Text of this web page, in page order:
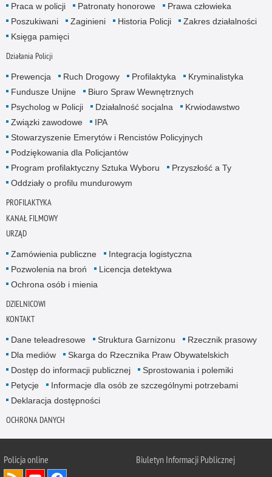
Praca w policji
Patronaty honorowe
Prawa człowieka
Poszukiwani
Zaginieni Historia Policji
Zakres działalności
Księga pamięci
Działania Policji
Prewencja Ruch Drogowy Profilaktyka
Kryminalistyka
Fundusze Unijne
Biuro Spraw Wewnętrznych
Psycholog w Policji
Działalność socjalna
Krwiodawstwo
Związki zawodowe
IPA
Stowarzyszenie Emerytów i Rencistów Policyjnych
Podziękowania dla Policjantów
Program profilaktyczny Sztuka Wyboru
Przyszłość a Ty
Oddziały o profilu mundurowym
PROFILAKTYKA
KANAŁ FILMOWY
URZĄD
Zamówienia publiczne
Integracja logistyczna
Pozwolenia na broń
Licencja detektywa
Ochrona osób i mienia
DZIELNICOWI
KONTAKT
Dane teleadresowe Struktura Garnizonu
Rzecznik prasowy
Dla mediów
Skarga do Rzecznika Praw Obywatelskich
Dostęp do informacji publicznej
Sprostowania i polemiki
Petycje
Informacje dla osób ze szczególnymi potrzebami
Deklaracja dostępności
OCHRONA DANYCH
Policja online
Biuletyn Informacji Publicznej